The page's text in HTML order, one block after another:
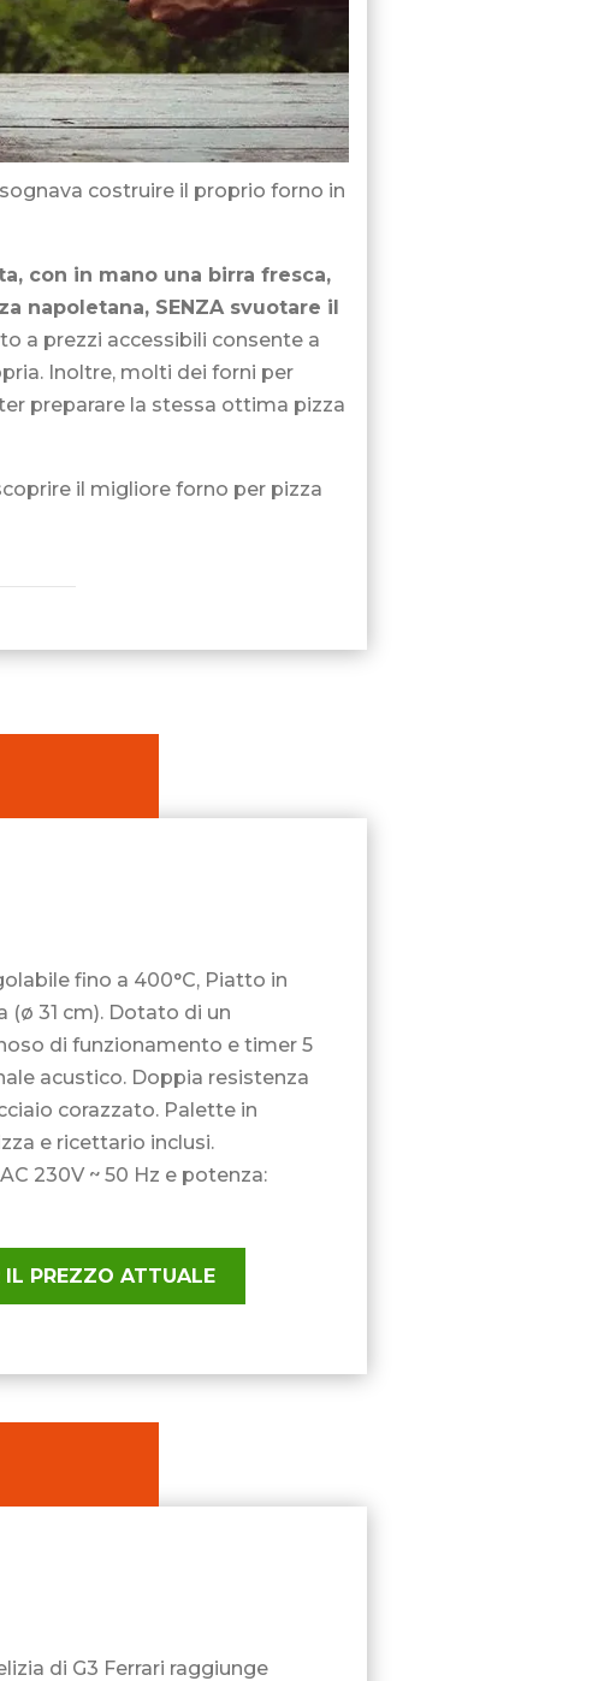
costruire il proprio forno in
con in mano una birra fresca,
napoletana, SENZA svuotare il
a prezzi accessibili consente a
Inoltre, molti dei forni per
preparare la stessa ottima pizza
il migliore forno per pizza
fino a 400°C, Piatto in
(ø 31 cm). Dotato di un
di funzionamento e timer 5
acustico. Doppia resistenza
corazzato. Palette in
e ricettario inclusi.
230V ~ 50 Hz e potenza:
IL PREZZO ATTUALE
di G3 Ferrari raggiunge